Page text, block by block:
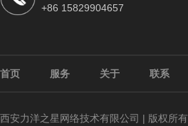
+86 15829904657
首页 服务 关于 联系
西安力洋之星网络技术有限公司 | 版权所有